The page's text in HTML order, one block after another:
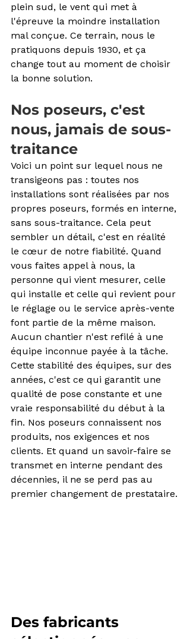
plein sud, le vent qui met à
l'épreuve la moindre installation
mal conçue. Ce terrain, nous le
pratiquons depuis 1930, et ça
change tout au moment de choisir
la bonne solution.
Nos poseurs, c'est
nous, jamais de sous-
traitance
Voici un point sur lequel nous ne
transigeons pas : toutes nos
installations sont réalisées par nos
propres poseurs, formés en interne,
sans sous-traitance. Cela peut
sembler un détail, c'est en réalité
le cœur de notre fiabilité. Quand
vous faites appel à nous, la
personne qui vient mesurer, celle
qui installe et celle qui revient pour
le réglage ou le service après-vente
font partie de la même maison.
Aucun chantier n'est refilé à une
équipe inconnue payée à la tâche.
Cette stabilité des équipes, sur des
années, c'est ce qui garantit une
qualité de pose constante et une
vraie responsabilité du début à la
fin. Nos poseurs connaissent nos
produits, nos exigences et nos
clients. Et quand un savoir-faire se
transmet en interne pendant des
décennies, il ne se perd pas au
premier changement de prestataire.
Des fabricants